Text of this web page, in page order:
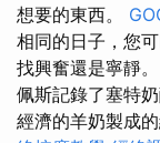
想要的東西。
相同的日子，您
找興奮還是寧靜。
佩斯記錄了塞特
經濟的羊奶製成